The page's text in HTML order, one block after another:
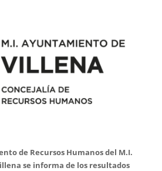
de Recursos Humanos del M.I.
se informa de los resultados